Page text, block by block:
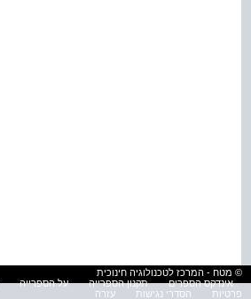
© מטח - המרכז לטכנולוגיה חינוכית
אינדקס הספרים
תקנון הספרייה על הספרייה
פרטיות
הסדרי נגישות עזרה